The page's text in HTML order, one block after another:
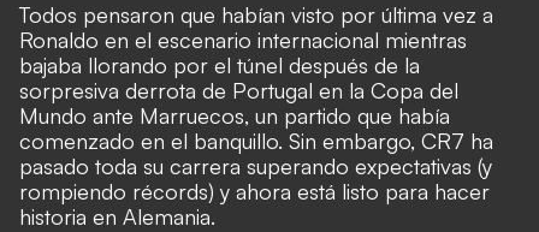
Todos pensaron que habían visto por última vez a
Ronaldo en el escenario internacional mientras
bajaba llorando por el túnel después de la
sorpresiva derrota de Portugal en la Copa del
Mundo ante Marruecos, un partido que había
comenzado en el banquillo. Sin embargo, CR7 ha
pasado toda su carrera superando expectativas (y
rompiendo récords) y ahora está listo para hacer
historia en Alemania.